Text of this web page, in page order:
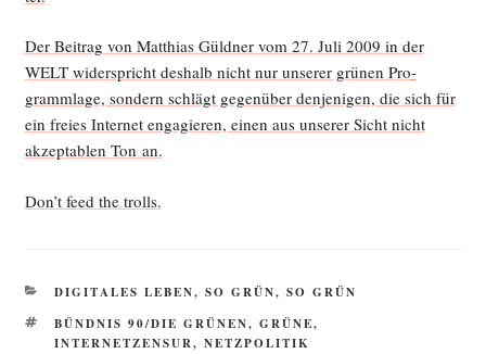
Der Bei­trag von Mat­thi­as Güld­ner vom 27. Juli 2009 in der
WELT wider­spricht des­halb nicht nur unse­rer grü­nen Pro­
gramm­la­ge, son­dern schlägt gegen­über den­je­ni­gen, die sich für
ein frei­es Inter­net enga­gie­ren, einen aus unse­rer Sicht nicht
akzep­ta­blen Ton an.
Don’t feed the trolls.
KATEGORIEN
DIGITALES LEBEN, SO GRÜN, SO GRÜN
SCHLAGWÖRTER
BÜNDNIS 90/DIE GRÜNEN, GRÜNE,
INTERNETZENSUR, NETZPOLITIK